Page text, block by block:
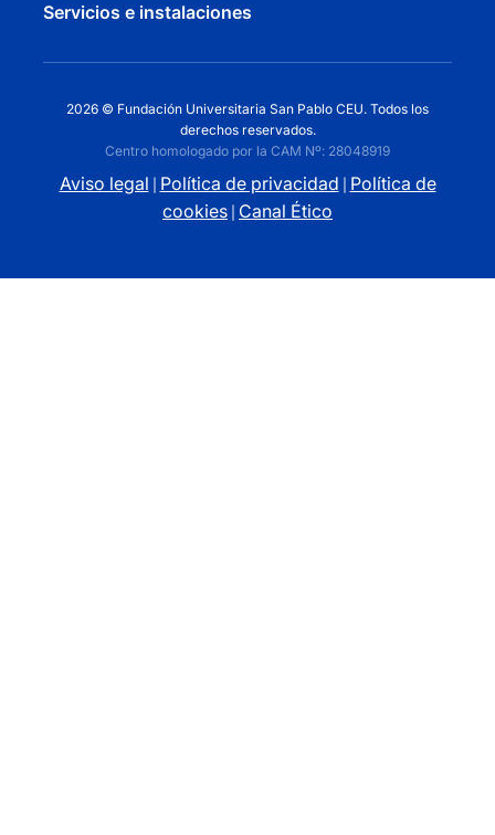
Servicios e instalaciones
2026 © Fundación Universitaria San Pablo CEU. Todos los
derechos reservados.
Centro homologado por la CAM Nº: 28048919
Aviso legal Política de privacidad Política de
cookies Canal Ético